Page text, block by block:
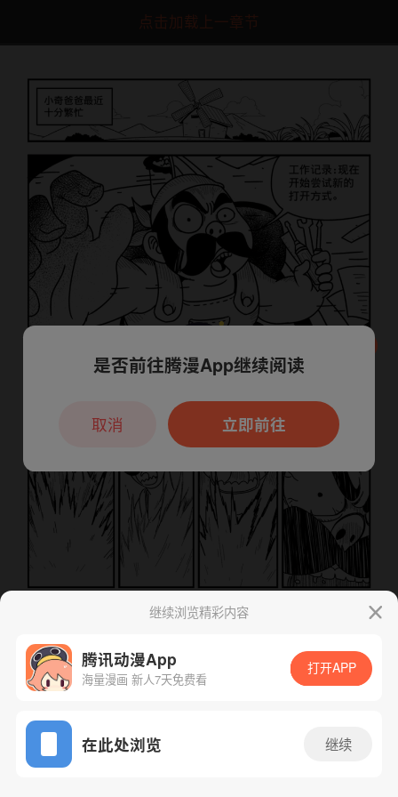
点击加载上一章节
App免费看
下一话 腾漫App免费看
继续浏览精彩内容
腾讯动漫App
海量漫画 新人7天免费看
打开APP
在此处浏览 继续
本章节仅支持App阅读，可打开App新用
户7天免费看
是否前往腾漫App继续阅读
立即前往
取消